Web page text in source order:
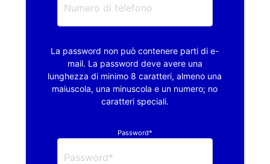
La password non può contenere parti di e-
mail. La password deve avere una
lunghezza di minimo 8 caratteri, almeno una
maiuscola, una minuscola e un numero; no
caratteri speciali.
Password*